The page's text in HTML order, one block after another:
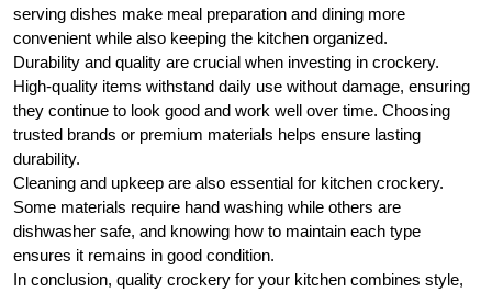
serving dishes make meal preparation and dining more
convenient while also keeping the kitchen organized.
Durability and quality are crucial when investing in crockery.
High-quality items withstand daily use without damage, ensuring
they continue to look good and work well over time. Choosing
trusted brands or premium materials helps ensure lasting
durability.
Cleaning and upkeep are also essential for kitchen crockery.
Some materials require hand washing while others are
dishwasher safe, and knowing how to maintain each type
ensures it remains in good condition.
In conclusion, quality crockery for your kitchen combines style,